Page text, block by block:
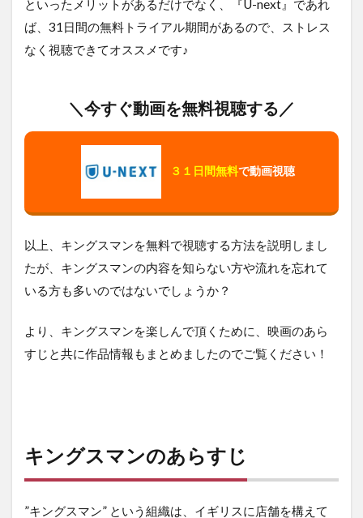
といったメリットがあるだけでなく、『U-next』であれ
ば、31日間の無料トライアル期間があるので、ストレス
なく視聴できてオススメです♪
＼今すぐ動画を無料視聴する／
３１日間無料で動画視聴
以上、キングスマンを無料で視聴する方法を説明しまし
たが、キングスマンの内容を知らない方や流れを忘れて
いる方も多いのではないでしょうか？
より、キングスマンを楽しんで頂くために、映画のあら
すじと共に作品情報もまとめましたのでご覧ください！
キングスマンのあらすじ
”キングスマン” という組織は、イギリスに店舗を構えて